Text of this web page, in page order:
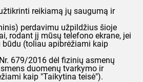
reikiamą jų saugumą ir
perdavimu užpildžius šioje
rodant jį mūsų telefono ekrane, jei
(toliau apibrėžiami kaip
679/2016 dėl fizinių asmenų
duomenų tvarkymo ir
kaip "Taikytina teisė").